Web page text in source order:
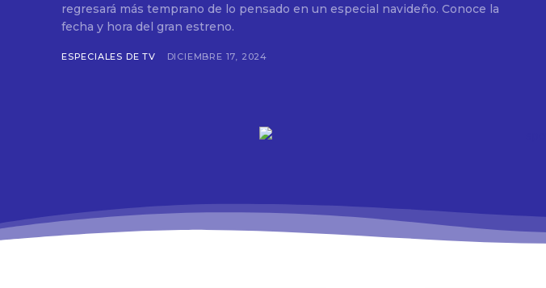
regresará más temprano de lo pensado en un especial navideño. Conoce la
fecha y hora del gran estreno.
ESPECIALES DE TV DICIEMBRE 17, 2024